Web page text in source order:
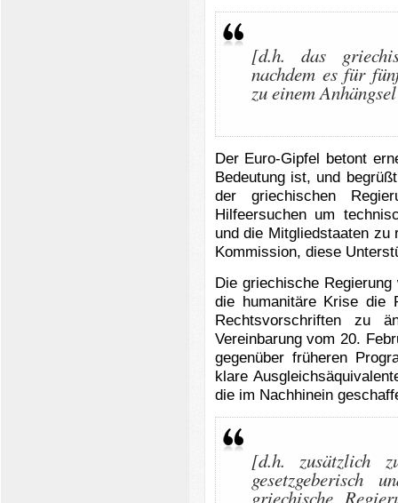
[d.h. das
nachdem es für
zu einem
Der Euro-Gipfel betont
Bedeutung ist, und
der griechischen
Hilfeersuchen um
und die Mitgliedstaaten
Kommission, diese
Die griechische
die humanitäre Krise die
Rechtsvorschriften zu
Vereinbarung vom 20.
gegenüber früheren
klare
die im Nachhinein
[d.h. zusätzlich
gesetzgeberisch